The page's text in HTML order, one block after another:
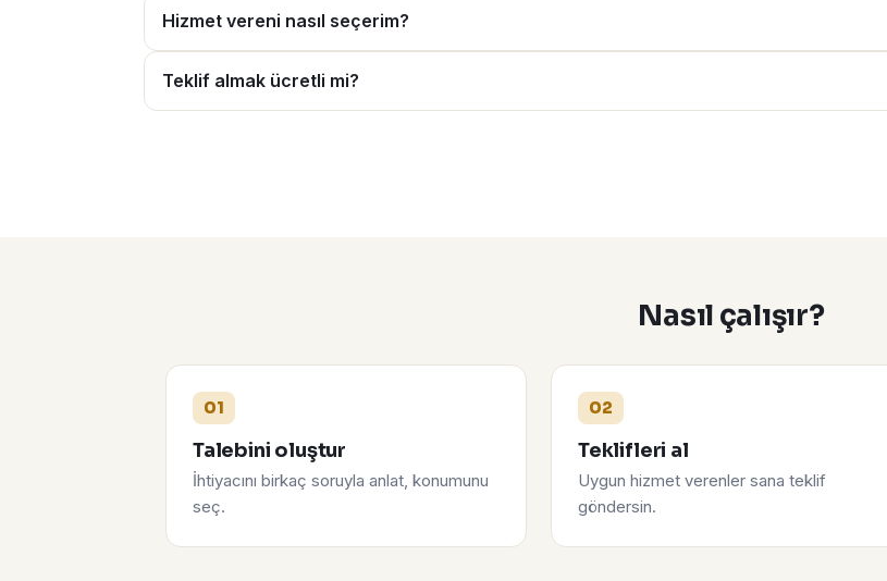
Hizmet vereni nasıl seçerim?
Teklif almak ücretli mi?
Nasıl çalışır?
01
Talebini oluştur
İhtiyacını birkaç soruyla anlat, konumunu
seç.
02
Teklifleri al
Uygun hizmet verenler sana teklif
göndersin.